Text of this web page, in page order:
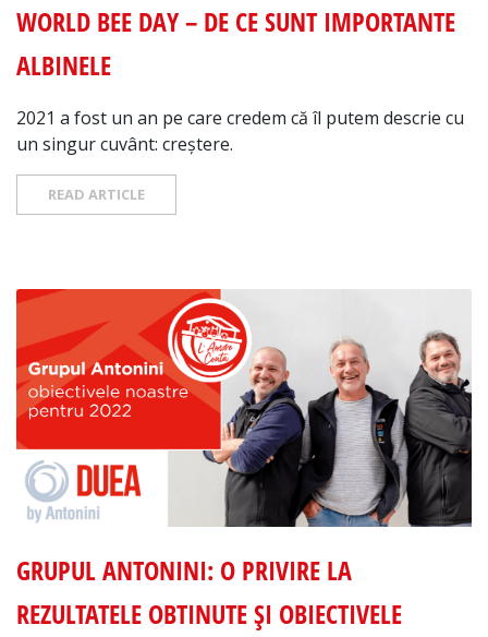
WORLD BEE DAY – DE CE SUNT IMPORTANTE
ALBINELE
2021 a fost un an pe care credem că îl putem descrie cu
un singur cuvânt: creștere.
READ ARTICLE
GRUPUL ANTONINI: O PRIVIRE LA
REZULTATELE OBTINUTE ȘI OBIECTIVELE